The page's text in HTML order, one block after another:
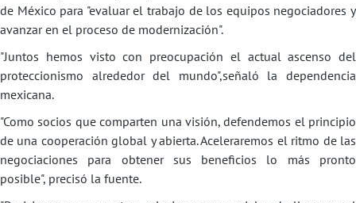
de México para "evaluar el trabajo de los equipos negociadores y
avanzar en el proceso de modernización".
"Juntos hemos visto con preocupación el actual ascenso del
proteccionismo alrededor del mundo",señaló la dependencia
mexicana.
"Como socios que comparten una visión, defendemos el principio
de una cooperación global y abierta. Aceleraremos el ritmo de las
negociaciones para obtener sus beneficios lo más pronto
posible", precisó la fuente.